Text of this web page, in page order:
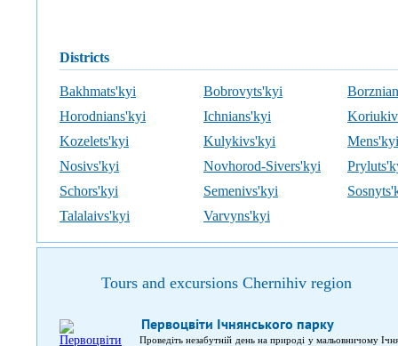
districts
Bakhmats'kyi Bobrovyts'kyi
Horodnians'kyi
Ichnians'kyi
Kozelets'kyi
Kulykivs'kyi
Mens'kyi
Nosivs'kyi
Novhorod-Sivers'kyi
Schors'kyi
Semenivs'kyi
Talalaivs'kyi
Varvyns'kyi
Tours and excursions Chernihiv region
Первоцвіти Ічнянського парку
Проведіть незабутній день на природі у мальовничому